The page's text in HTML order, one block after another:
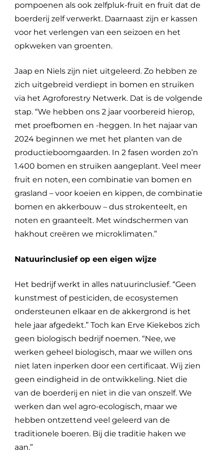
pompoenen als ook zelfpluk-fruit en fruit dat de
boerderij zelf verwerkt. Daarnaast zijn er kassen
voor het verlengen van een seizoen en het
opkweken van groenten.
Jaap en Niels zijn niet uitgeleerd. Zo hebben ze
zich uitgebreid verdiept in bomen en struiken
via het Agroforestry Netwerk. Dat is de volgende
stap. “We hebben ons 2 jaar voorbereid hierop,
met proefbomen en -heggen. In het najaar van
2024 beginnen we met het planten van de
productieboomgaarden. In 2 fasen worden zo’n
1.400 bomen en struiken aangeplant. Veel meer
fruit en noten, een combinatie van bomen en
grasland – voor koeien en kippen, de combinatie
bomen en akkerbouw – dus strokenteelt, en
noten en graanteelt. Met windschermen van
hakhout creëren we microklimaten.”
Natuurinclusief op een eigen wijze
Het bedrijf werkt in alles natuurinclusief. “Geen
kunstmest of pesticiden, de ecosystemen
ondersteunen elkaar en de akkergrond is het
hele jaar afgedekt.” Toch kan Erve Kiekebos zich
geen biologisch bedrijf noemen. “Nee, we
werken geheel biologisch, maar we willen ons
niet laten inperken door een certificaat. Wij zien
geen eindigheid in de ontwikkeling. Niet die
van de boerderij en niet in die van onszelf. We
werken dan wel agro-ecologisch, maar we
hebben ontzettend veel geleerd van de
traditionele boeren. Bij die traditie haken we
aan.”